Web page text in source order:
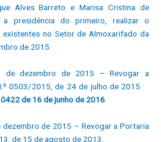
Alves Barreto e Marisa Cristina de
presidência do primeiro, realizar o
no Setor de Almoxarifado da
de 2015.
dezembro de 2015 – Revogar a
0503/2015, de 24 de julho de 2015.
de 16 de junho de 2016
de 2015 – Revogar a Portaria
de 15 de agosto de 2013.